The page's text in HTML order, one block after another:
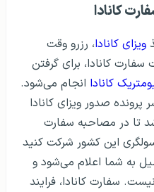
کانادا
ویزای کانادا، رزرو وقت
کانادا، برای گرفتن
کانادا انجام می‌شود.
صدور ویزای کانادا
تا در مصاحبه سفارت
این کشور شرکت کنید
به شما اعلام می‌شود و
سفارت کانادا، فرایند